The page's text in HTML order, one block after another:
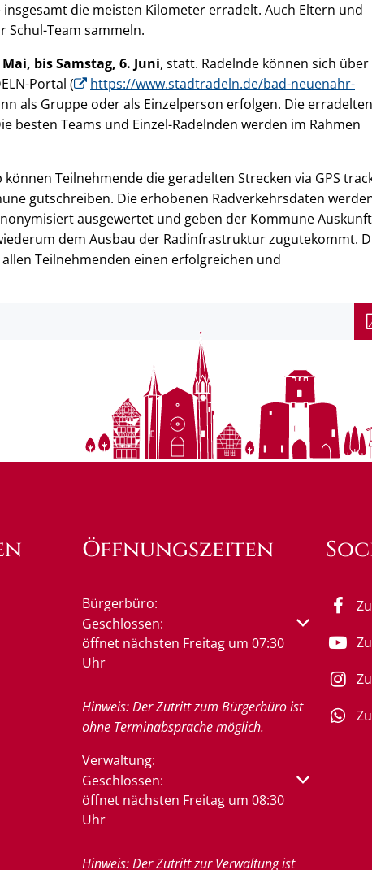
die meisten Kilometer erradelt. Auch Eltern und
Team sammeln.
bis Samstag, 6. Juni, statt. Radelnde können sich über
Portal (
https://www.stadtradeln.de/bad-neuenahr-
als Gruppe oder als Einzelperson erfolgen. Die erradelten
besten Teams und Einzel-Radelnden werden im Rahmen
können Teilnehmende die geradelten Strecken via GPS
gutschreiben. Die erhobenen Radverkehrsdaten
ausgewertet und geben der Kommune Auskunft
dem Ausbau der Radinfrastruktur zugutekommt.
Teilnehmenden einen erfolgreichen und
Öffnungszeiten
Bürgerbüro:
Klicken, um weitere Öffnungs- oder
Geschlossen:
öffnet nächsten Freitag um 07:30
Uhr
Hinweis: Der Zutritt zum Bürgerbüro ist
ohne Terminabsprache möglich.
Verwaltung:
Klicken, um weitere Öffnungs- oder
Geschlossen:
öffnet nächsten Freitag um 08:30
Uhr
Hinweis: Der Zutritt zur Verwaltung ist